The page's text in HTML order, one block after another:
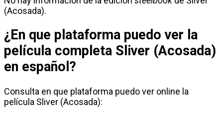
(Acosada).
¿En que plataforma puedo ver la
película completa Sliver (Acosada)
en español?
Consulta en que plataforma puedo ver online la
película Sliver (Acosada):